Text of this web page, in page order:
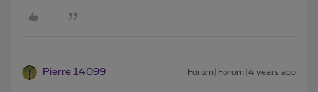
Pierre 14099 Forum|Forum|4 years ago